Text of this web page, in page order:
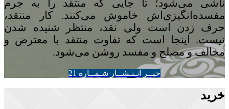
ناشی می‌شود؛ تا جایی که منتقد را به جرم
مفسده‌انگیزی‌اش خاموش می‌کنند. کار منتقد،
حرف زدن است ولی نقد، منتظر شنیده شدن
نیست. اینجا است که تفاوت منتقد با معترض و
مخالف و مصلح و مفسد روشن می‌شود.
خبــر انـتـشــار شـمــاره 21
خرید